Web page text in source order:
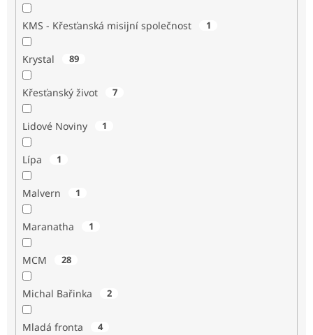
KMS - Křesťanská misijní společnost 1
Krystal 89
Křesťanský život 7
Lidové Noviny 1
Lípa 1
Malvern 1
Maranatha 1
MCM 28
Michal Bařinka 2
Mladá fronta 4